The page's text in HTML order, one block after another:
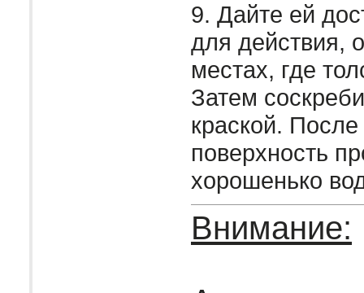
9. Дайте ей
для действия,
местах, где
Затем
краской. После
поверхность
хорошенько
Внимание: